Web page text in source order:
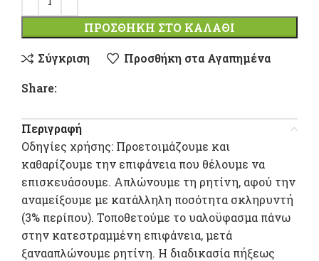
ΠΡΟΣΘΉΚΗ ΣΤΟ ΚΑΛΆΘΙ
Σύγκριση
Προσθήκη στα Αγαπημένα
Share:
Περιγραφή
Οδηγίες χρήσης: Προετοιμάζουμε και
καθαρίζουμε την επιφάνεια που θέλουμε να
επισκευάσουμε. Απλώνουμε τη ρητίνη, αφού την
αναμείξουμε με κατάλληλη ποσότητα σκληρυντή
(3% περίπου). Τοποθετούμε το υαλοϋφασμα πάνω
στην κατεστραμμένη επιφάνεια, μετά
ξανααπλώνουμε ρητίνη. Η διαδικασία πήξεως